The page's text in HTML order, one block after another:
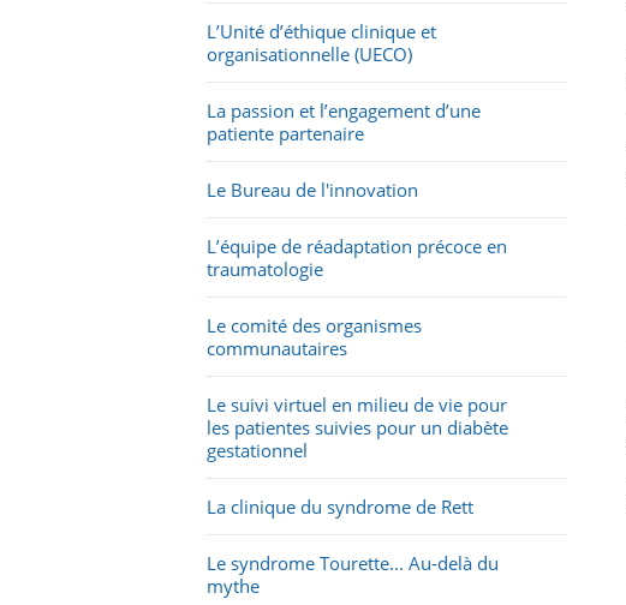
L’Unité d’éthique clinique et
organisationnelle (UECO)
La passion et l’engagement d’une
patiente partenaire
Le Bureau de l'innovation
L’équipe de réadaptation précoce en
traumatologie
Le comité des organismes
communautaires
Le suivi virtuel en milieu de vie pour
les patientes suivies pour un diabète
gestationnel
La clinique du syndrome de Rett
Le syndrome Tourette... Au-delà du
mythe